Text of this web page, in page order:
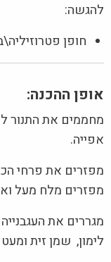
להגשה:
חופן
אופן ההכנה:
אפייה.
מפזרים את פרחי
מפזרים מלח מעל ואופים
מגררים את
לימון, שמן זית